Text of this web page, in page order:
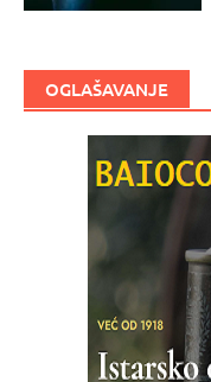
OGLAŠAVANJE